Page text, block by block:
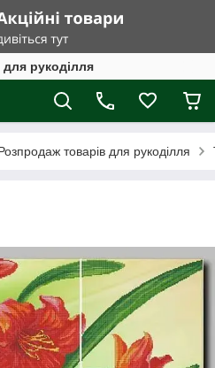
рукоділля
товарів для рукоділля